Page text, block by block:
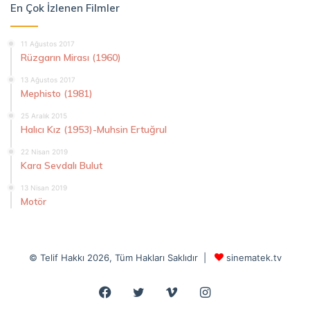
En Çok İzlenen Filmler
11 Ağustos 2017
Rüzgarın Mirası (1960)
13 Ağustos 2017
Mephisto (1981)
25 Aralık 2015
Halıcı Kız (1953)-Muhsin Ertuğrul
22 Nisan 2019
Kara Sevdalı Bulut
13 Nisan 2019
Motör
© Telif Hakkı 2026, Tüm Hakları Saklıdır | sinematek.tv
Facebook
Twitter VimeoInstagram